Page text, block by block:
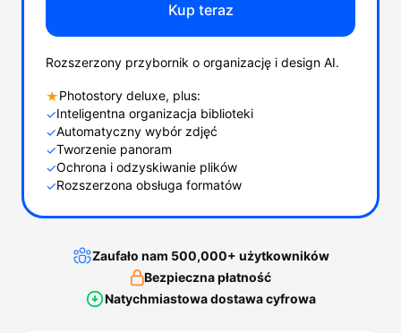
Kup teraz
Rozszerzony przybornik o organizację i design AI.
★Photostory deluxe, plus:
✓Inteligentna organizacja biblioteki
✓Automatyczny wybór zdjęć
✓Tworzenie panoram
✓Ochrona i odzyskiwanie plików
✓Rozszerzona obsługa formatów
Zaufało nam 500,000+ użytkowników
Bezpieczna płatność
Natychmiastowa dostawa cyfrowa